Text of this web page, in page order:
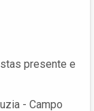
presente e
- Campo